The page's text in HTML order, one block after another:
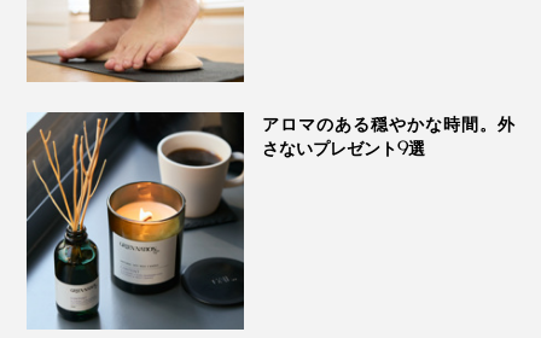
アロマのある穏やかな時間。外
さないプレゼント9選